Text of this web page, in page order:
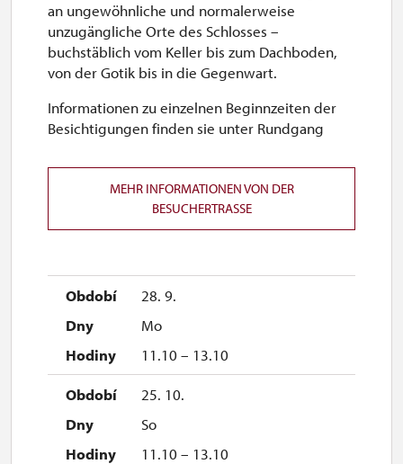
28. 9.
Mo
11.10 – 13.10
25. 10.
So
11.10 – 13.10
an ungewöhnliche und normalerweise
unzugängliche Orte des Schlosses –
buchstäblich vom Keller bis zum Dachboden,
von der Gotik bis in die Gegenwart.
Informationen zu einzelnen Beginnzeiten der
Besichtigungen finden sie unter Rundgang
MEHR INFORMATIONEN VON DER
BESUCHERTRASSE